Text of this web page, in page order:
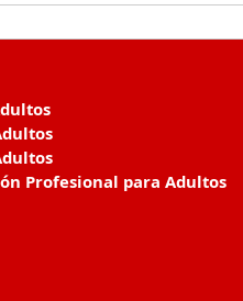
Profesional para Adultos